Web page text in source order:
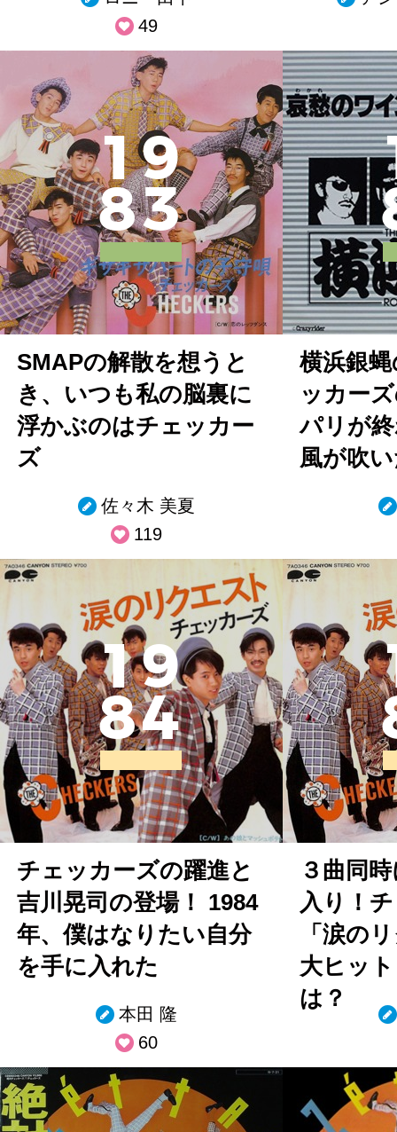
49
19
83
SMAPの解散を想うと
き、いつも私の脳裏に
浮かぶのはチェッカー
ズ
佐々木 美夏
119
横浜銀
ッカー
パリが
風が吹
19
84
チェッカーズの躍進と
吉川晃司の登場！ 1984
年、僕はなりたい自分
を手に入れた
本田 隆
60
３曲同
入り！
「涙の
大ヒッ
は？